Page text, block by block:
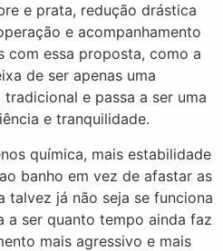
e prata, redução drástica
e acompanhamento
com essa proposta, como a
de ser apenas uma
e passa a ser uma
e tranquilidade.
química, mais estabilidade
banho em vez de afastar as
talvez já não seja se funciona
a ser quanto tempo ainda faz
mais agressivo e mais